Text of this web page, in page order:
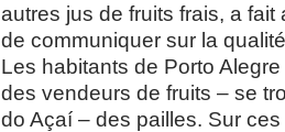
autres jus de fruits frais, a fait
de communiquer sur la
Les habitants de Porto
des vendeurs de fruits – se
do Açaí – des pailles. Sur